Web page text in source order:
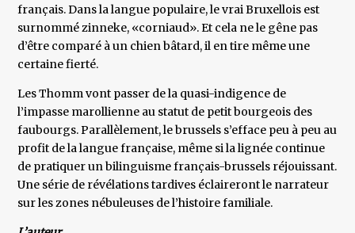
français. Dans la langue populaire, le vrai Bruxellois est
surnommé zinneke, «corniaud». Et cela ne le gêne pas
d’être comparé à un chien bâtard, il en tire même une
certaine fierté.
Les Thomm vont passer de la quasi-indigence de
l’impasse marollienne au statut de petit bourgeois des
faubourgs. Parallèlement, le brussels s’efface peu à peu au
profit de la langue française, même si la lignée continue
de pratiquer un bilinguisme français-brussels réjouissant.
Une série de révélations tardives éclaireront le narrateur
sur les zones nébuleuses de l’histoire familiale.